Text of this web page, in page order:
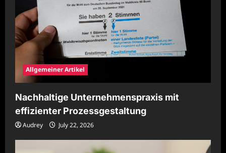
Allgemeiner Artikel
Nachhaltige Unternehmenspraxis mit
effizienter Prozessgestaltung
Audrey July 22, 2026